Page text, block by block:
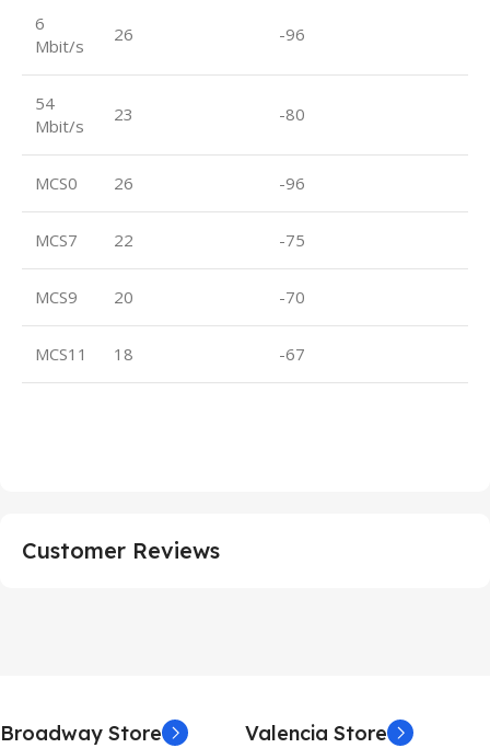
6
Mbit/s
26 -96
54
Mbit/s
23 -80
MCS0 26 -96
MCS7 22 -75
MCS9 20 -70
MCS11 18 -67
Customer Reviews
Broadway Store Valencia Store